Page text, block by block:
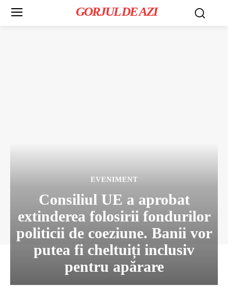
GORJUL DE AZI
EVENIMENT
Consiliul UE a aprobat
extinderea folosirii fondurilor
politicii de coeziune. Banii vor
putea fi cheltuiți inclusiv
pentru apărare